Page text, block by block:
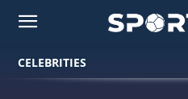
CELEBRITIES